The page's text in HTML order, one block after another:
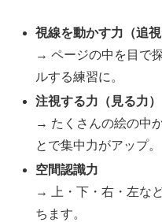
視線を動かす力（追視
→ ページの中を目で
ルする練習に。
注視する力（見る力）
→ たくさんの絵の中
とで集中力がアップ。
空間認識力
→ 上・下・右・左な
ちます。